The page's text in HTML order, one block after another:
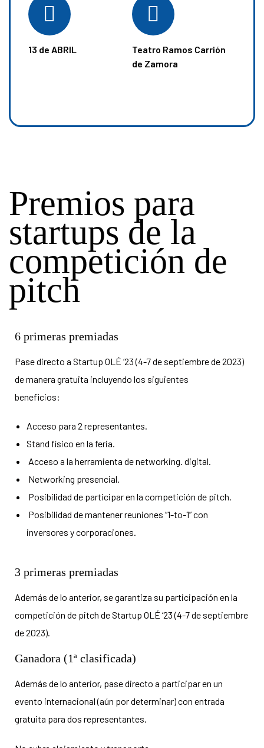
13 de ABRIL
Teatro Ramos Carrión
de Zamora
Premios para
startups de la
competición de
pitch
6 primeras premiadas
Pase directo a Startup OLÉ ‘23 (4-7 de septiembre de 2023)
de manera gratuita incluyendo los siguientes
beneficios:
Acceso para 2 representantes.
Stand físico en la feria.
Acceso a la herramienta de networking. digital.
Networking presencial.
Posibilidad de participar en la competición de pitch.
Posibilidad de mantener reuniones “1-to-1” con
inversores y corporaciones.
3 primeras premiadas
Además de lo anterior, se garantiza su participación en la
competición de pitch de Startup OLÉ ‘23 (4-7 de septiembre
de 2023).
Ganadora (1ª clasificada)
Además de lo anterior, pase directo a participar en un
evento internacional (aún pordeterminar) con entrada
gratuita para dos representantes.